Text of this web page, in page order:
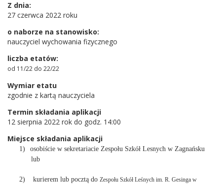
Z dnia:
27 czerwca 2022 roku
o naborze na stanowisko:
nauczyciel wychowania fizycznego
liczba etatów:
od 11/22 do 22/22
Wymiar etatu
zgodnie z kartą nauczyciela
Termin składania aplikacji
12 sierpnia 2022 rok do godz. 14:00
Miejsce składania aplikacji
1)
osobiście w sekretariacie Zespołu Szkół Lesnych w Zagnańsku
lub
2) kurierem lub pocztą do Zespołu Szkół Leśnych im. R. Gesinga w